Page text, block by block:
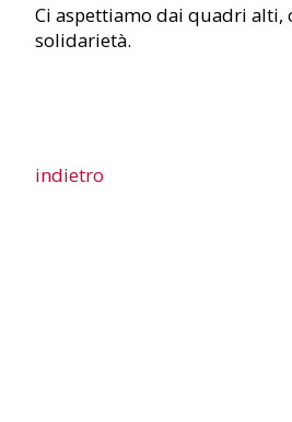
Ci aspettiamo dai quadri
solidarietà.
indietro